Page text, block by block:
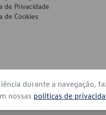
de Privacidade
de Cookies
- Todos os direitos reservados
durante a navegação,
nossas políticas de